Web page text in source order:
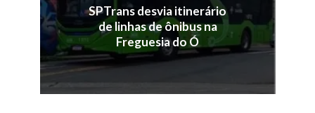
SPTrans desvia itinerário
de linhas de ônibus na
Freguesia do Ó